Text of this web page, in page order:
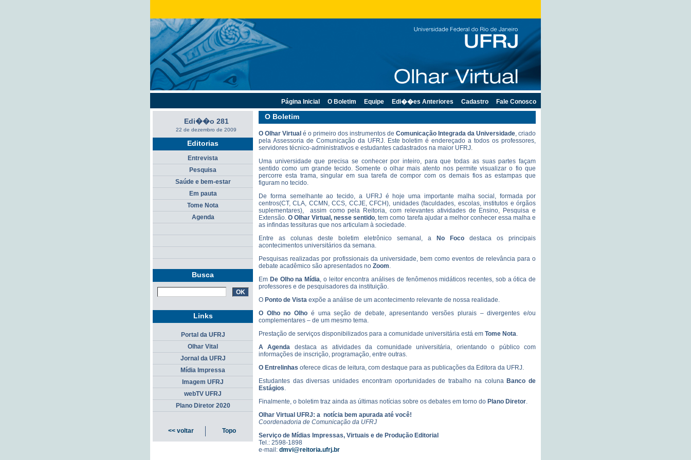
O Boletim
O Olhar Virtual é o primeiro dos instrumentos de Comunicação Integrada da Universidade, criado
pela Assessoria de Comunicação da UFRJ. Este boletim é endereçado a todos os professores,
servidores técnico-administrativos e estudantes cadastrados na maior UFRJ.
Uma universidade que precisa se conhecer por inteiro, para que todas as suas partes façam
sentido como um grande tecido. Somente o olhar mais atento nos permite visualizar o fio que
percorre esta trama, singular em sua tarefa de compor com os demais fios as estampas que
figuram no tecido.
De forma semelhante ao tecido, a UFRJ é hoje uma importante malha social, formada por
centros(CT, CLA, CCMN, CCS, CCJE, CFCH), unidades (faculdades, escolas, institutos e órgãos
suplementares), assim como pela Reitoria, com relevantes atividades de Ensino, Pesquisa e
Extensão.O Olhar Virtual, nesse sentido, tem como tarefa ajudar a melhor conhecer essa malha e
as infindas tessituras que nos articulam à sociedade.
Entre as colunas deste boletim eletrônico semanal, a
No Foco destaca os principais
acontecimentos universitários da semana.
Pesquisas realizadas por profissionais da universidade, bem como eventos de relevância para o
debate acadêmico são apresentados no Zoom.
Em De Olhona Mídia, o leitor encontra análises de fenômenos midáticos recentes, sob a ótica de
professores e de pesquisadores da instituição.
O Ponto de Vista expõe a análise de um acontecimento relevante de nossa realidade.
O Olho no Olho é uma seção de debate, apresentando versões plurais – divergentes e/ou
complementares – de um mesmo tema.
Prestação de serviços disponibilizados para a comunidade universitária está em Tome Nota.
A Agenda destaca as atividades da comunidade universitária, orientando o público com
informações de inscrição, programação, entre outras.
O Entrelinhas oferece dicas de leitura, com destaque para as publicações da Editora da UFRJ.
Estudantes das diversas unidades encontram oportunidades de trabalho na coluna Banco de
Estágios.
Finalmente, o boletim traz ainda as últimas notícias sobre os debates em torno do Plano Diretor.
Olhar Virtual UFRJ: a notícia bem apurada até você!
Coordenadoria de Comunicação da UFRJ
Serviço de Mídias Impressas, Virtuais e de Produção Editorial
Tel.: 2598-1898
e-mail: dmvi@reitoria.ufrj.br
Edi��o 281
22 de dezembro de 2009
Editorias
Entrevista
Pesquisa
Saúde e bem-estar
Em pauta
Tome Nota
Agenda
Busca
Página Inicial O Boletim Equipe Edi��es Anteriores Cadastro Fale Conosco
Links
Portal da UFRJ
Olhar Vital
Jornal da UFRJ
Mídia Impressa
Imagem UFRJ
webTV UFRJ
Plano Diretor 2020
<< voltar Topo